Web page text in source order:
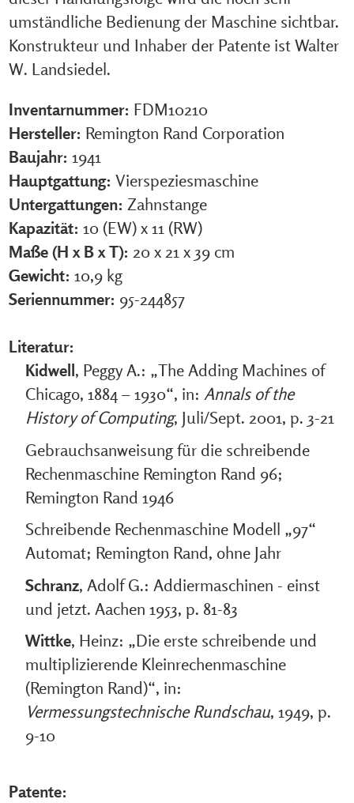
umständliche Bedienung der Maschine sichtbar.
Konstrukteur und Inhaber der Patente ist Walter
W. Landsiedel.
Inventarnummer: FDM10210
Hersteller: Remington Rand Corporation
Baujahr: 1941
Hauptgattung: Vierspeziesmaschine
Untergattungen: Zahnstange
Kapazität: 10 (EW) x 11 (RW)
Maße (H x B x T): 20 x 21 x 39 cm
Gewicht: 10,9 kg
Seriennummer: 95-244857
Literatur:
Kidwell, Peggy A.: „The Adding Machines of
Chicago, 1884 – 1930“, in: Annals of the
History of Computing, Juli/Sept. 2001, p. 3-21
Gebrauchsanweisung für die schreibende
Rechenmaschine Remington Rand 96;
Remington Rand 1946
Schreibende Rechenmaschine Modell „97“
Automat; Remington Rand, ohne Jahr
Schranz, Adolf G.: Addiermaschinen - einst
und jetzt. Aachen 1953, p. 81-83
Wittke, Heinz: „Die erste schreibende und
multiplizierende Kleinrechenmaschine
(Remington Rand)“, in:
Vermessungstechnische Rundschau, 1949, p.
9-10
Patente: